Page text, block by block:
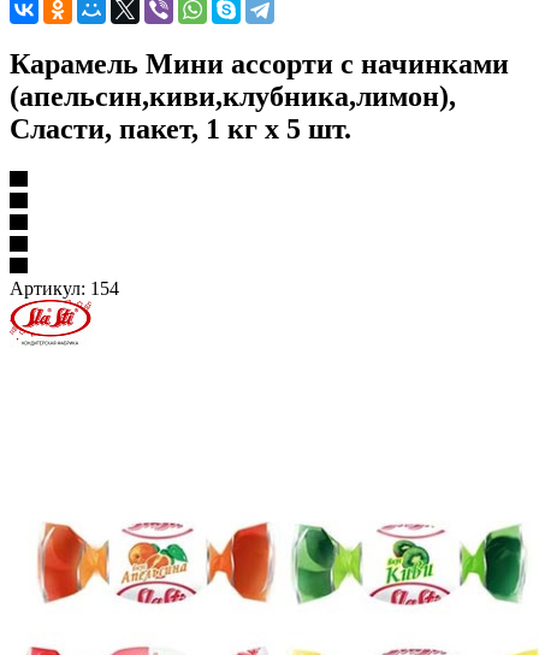
Карамель Мини ассорти с начинками
(апельсин,киви,клубника,лимон),
Сласти, пакет, 1 кг х 5 шт.
Артикул: 154